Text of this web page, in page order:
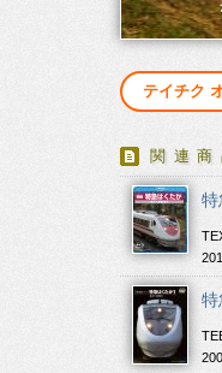
テイチク
関連商
特
特